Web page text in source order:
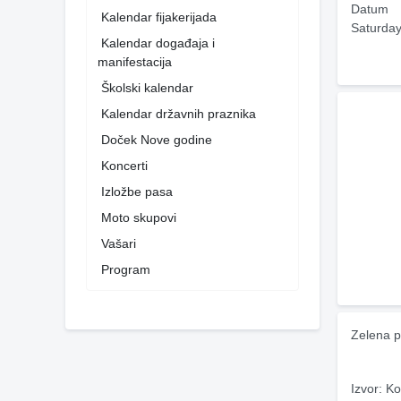
Kalendar fijakerijada
Kalendar događaja i
manifestacija
Školski kalendar
Kalendar državnih praznika
Doček Nove godine
Koncerti
Izložbe pasa
Moto skupovi
Vašari
Program
Datum
Zelena
Izvor: